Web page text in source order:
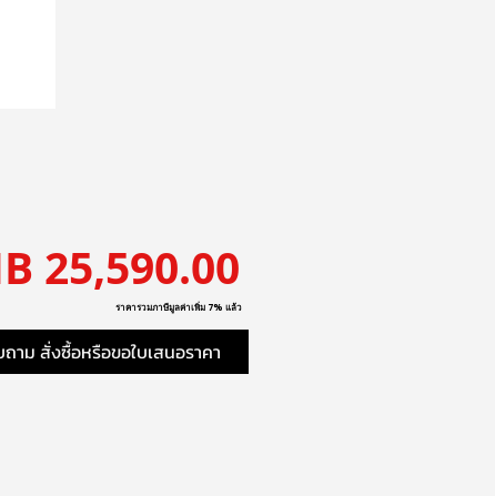
25,590.00ราคา
าม สั่งซื้อหรือขอใบเสนอราคา
ราคารวมภาษีมูลค่าเพิ่ม 7% แล้ว